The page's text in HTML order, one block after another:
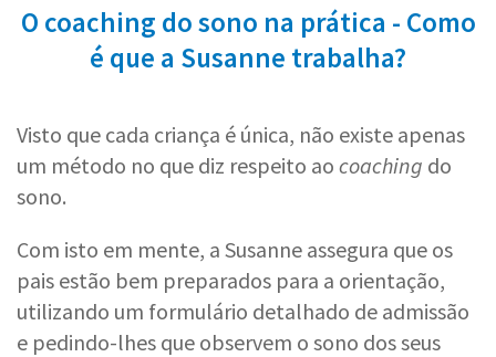
O coaching do sono na prática - Como
é que a Susanne trabalha?
Visto que cada criança é única, não existe apenas
um método no que diz respeito ao coaching do
sono.
Com isto em mente, a Susanne assegura que os
pais estão bem preparados para a orientação,
utilizando um formulário detalhado de admissão
e pedindo-lhes que observem o sono dos seus